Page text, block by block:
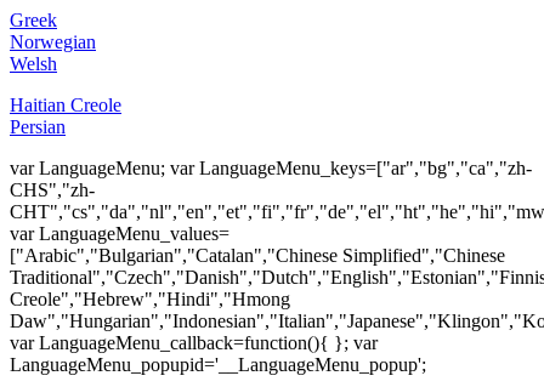
Greek
Norwegian
Welsh
Haitian Creole
Persian
var LanguageMenu; var LanguageMenu_keys=["ar","bg","ca","zh-
CHS","zh-
var LanguageMenu_values=
["Arabic","Bulgarian","Catalan","Chinese Simplified","Chinese
Creole","Hebrew","Hindi","Hmong
var LanguageMenu_callback=function(){ }; var
LanguageMenu_popupid='__LanguageMenu_popup';